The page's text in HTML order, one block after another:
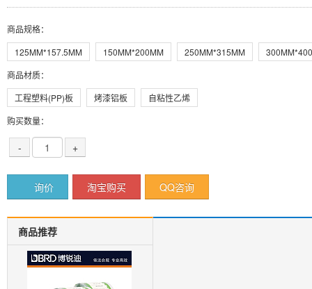
商品规格：
125MM*157.5MM
150MM*200MM 250MM*315MM
商品材质：
工程塑料(PP)板
烤漆铝板
自粘性乙烯
购买数量：
- +
询价 淘宝购买 QQ咨询
商品推荐